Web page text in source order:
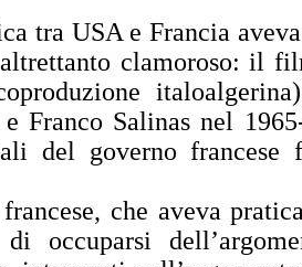
tra USA e Francia
altrettanto clamoroso: il
Franco Salinas nel
del governo francese
che aveva
occuparsi